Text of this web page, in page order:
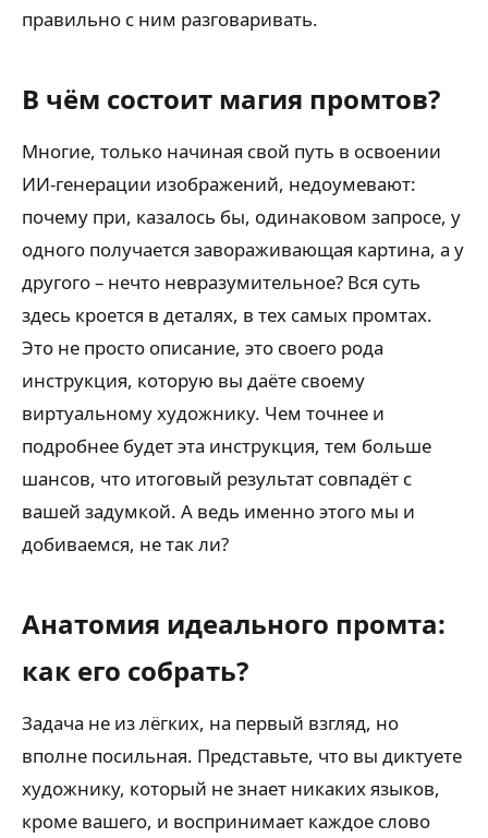
правильно с ним разговаривать.
В чём состоит магия промтов?
Многие, только начиная свой путь в освоении
ИИ-генерации изображений, недоумевают:
почему при, казалось бы, одинаковом запросе, у
одного получается завораживающая картина, а у
другого – нечто невразумительное? Вся суть
здесь кроется в деталях, в тех самых промтах.
Это не просто описание, это своего рода
инструкция, которую вы даёте своему
виртуальному художнику. Чем точнее и
подробнее будет эта инструкция, тем больше
шансов, что итоговый результат совпадёт с
вашей задумкой. А ведь именно этого мы и
добиваемся, не так ли?
Анатомия идеального промта:
как его собрать?
Задача не из лёгких, на первый взгляд, но
вполне посильная. Представьте, что вы диктуете
художнику, который не знает никаких языков,
кроме вашего, и воспринимает каждое слово